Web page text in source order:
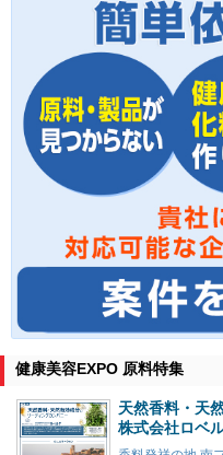
健康美容EXPO 原料特集
天然香料・天
株式会社ロベ